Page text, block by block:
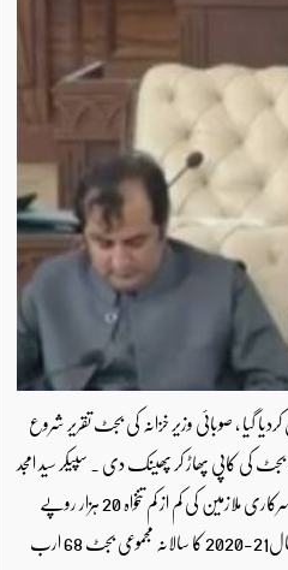
لیے 106 ارب روپے کا بجٹ پیش کردیا گیا ، صوبائی وزیر خزانہ کی بجٹ تقریر شروع
کاپی پھاڑ کر پھینک دی ۔ سپیکر سید امجد
زیدی کی زیر صدارت خصوصی بجٹ اجلاس میں صوبائی وزیر خزانہ جاوید علی منوا نے بجٹ پیش کیا۔بجٹ میں سرکاری ملازمین کی کم از کم تنخواہ 20 ہزار روپے
مقرر کی گئی ہے، ترقیاتی اخراجات کی مد میں 44 ارب روپے مختص کیے گئے ہیں۔ گلگت بلتستان کا گزشتہ سال21-2020 کا سالانہ مجموعی بجٹ 68 ارب